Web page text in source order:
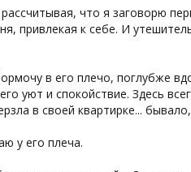
что я заговорю
привлекая к себе. И
в его плечо, поглубже
уют и спокойствие. Здесь
в своей квартирке...
у его плеча.